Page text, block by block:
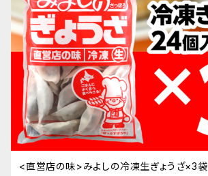
<直営店の味>みよしの冷凍生ぎょうざ×3袋